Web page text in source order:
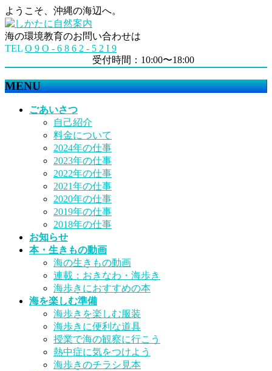
ようこそ、沖縄の海辺へ。
海の環境教育のお問い合わせは
TEL O 9 O - 6 8 6 2 - 5 2 I 9
受付時間：10:00〜18:00
MENU
ごあいさつ
自己紹介
料金について
2024年の仕事
2023年の仕事
2022年の仕事
2021年の仕事
2020年の仕事
2019年の仕事
2018年の仕事
お知らせ
本・生きもの動画
海の生きもの動画
連載：おきなわ・海歩き
海歩きにおすすめの本
海を楽しむ準備
海歩きを楽しむ服装
海歩きに便利な道具
授業で海の観察に行こう
熱中症に気をつけよう
海歩きのチラシ見本